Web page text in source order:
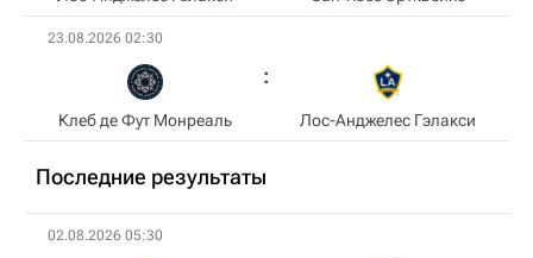
23.08.2026 02:30
Клеб де Фут Монреаль Лос-Анджелес Гэлакси
Последние результаты
02.08.2026 05:30